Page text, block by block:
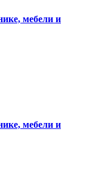
мебели и
мебели и